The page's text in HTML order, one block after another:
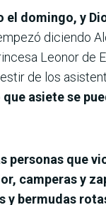
el domingo, y
diciendo
Leonor de
de los
asiete se
personas que
camperas y
y bermudas